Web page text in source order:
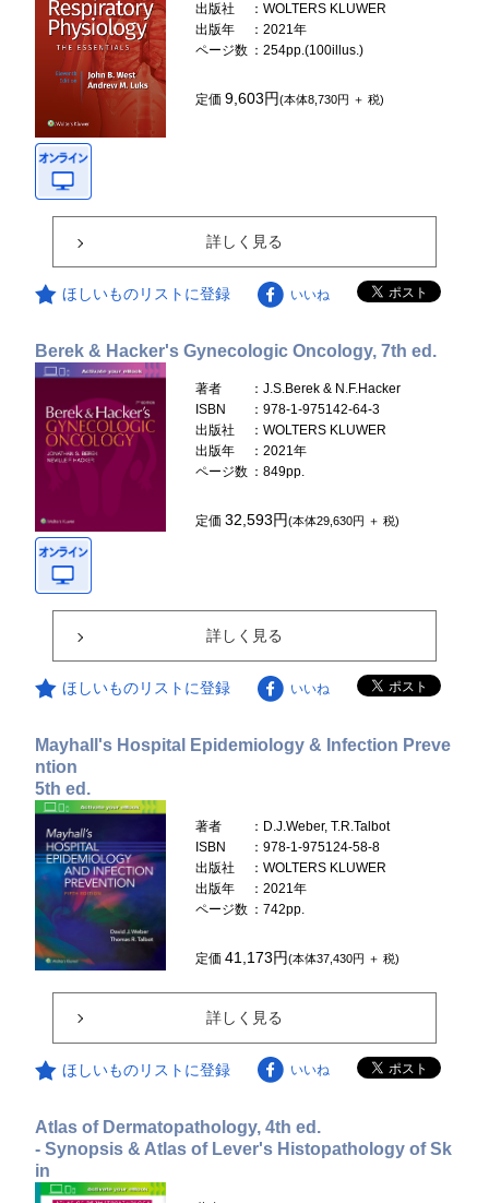
出版社
：WOLTERS KLUWER
出版年
：2021年
ページ数 ：254pp.(100illus.)
定価9,603円(本体8,730円 ＋ 税)
詳しく見る
ほしいものリストに登録 いいね
Berek & Hacker's Gynecologic Oncology, 7th ed.
著者
：J.S.Berek & N.F.Hacker
ISBN
：978-1-975142-64-3
出版社
：WOLTERS KLUWER
出版年
：2021年
ページ数 ：849pp.
定価32,593円(本体29,630円 ＋ 税)
詳しく見る
ほしいものリストに登録 いいね
Mayhall's Hospital Epidemiology & Infection Preve
ntion
5th ed.
著者
：D.J.Weber, T.R.Talbot
ISBN
：978-1-975124-58-8
出版社
：WOLTERS KLUWER
出版年
：2021年
ページ数 ：742pp.
定価41,173円(本体37,430円 ＋ 税)
詳しく見る
ほしいものリストに登録 いいね
Atlas of Dermatopathology, 4th ed.
- Synopsis & Atlas of Lever's Histopathology of Sk
in